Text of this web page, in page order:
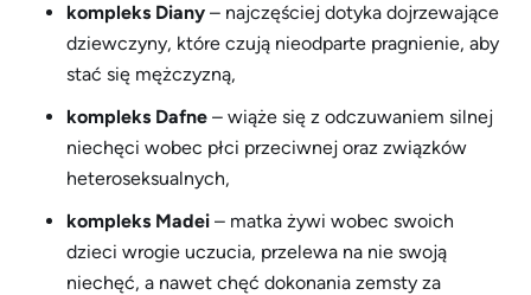
kompleks Diany – najczęściej dotyka dojrzewające
dziewczyny, które czują nieodparte pragnienie, aby
stać się mężczyzną,
kompleks Dafne – wiąże się z odczuwaniem silnej
niechęci wobec płci przeciwnej oraz związków
heteroseksualnych,
kompleks Madei – matka żywi wobec swoich
dzieci wrogie uczucia, przelewa na nie swoją
niechęć, a nawet chęć dokonania zemsty za